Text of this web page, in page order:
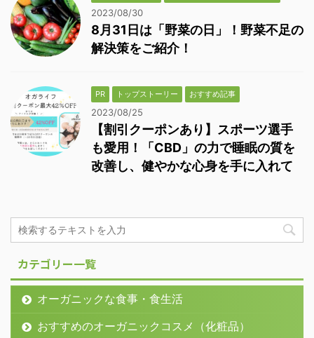
2023/08/30
8月31日は「野菜の日」！野菜不足の
解決策をご紹介！
PR トップストーリー おすすめ記事
2023/08/25
【割引クーポンあり】スポーツ選手
も愛用！「CBD」の力で睡眠の質を
改善し、健やかな心身を手に入れて
カテゴリー一覧
オーガニックな食事・食生活
おすすめのオーガニックコスメ（化粧品）